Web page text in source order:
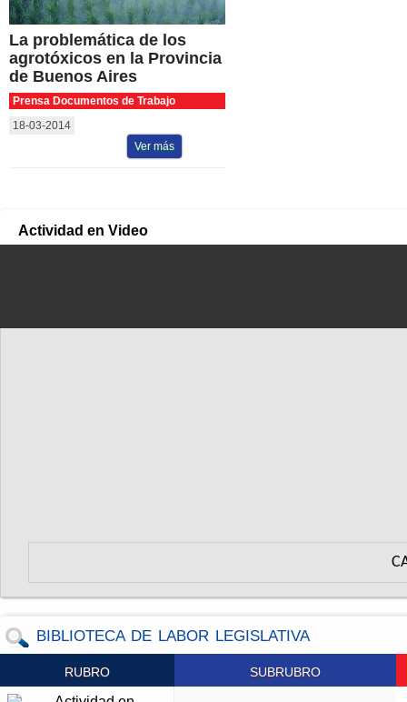
La problemática de los
agrotóxicos en la Provincia
de Buenos Aires
Prensa Documentos de Trabajo
18-03-2014
Ver más
Actividad en Video
BIBLIOTECA DE LABOR LEGISLATIVA
RUBRO SUBRUBRO